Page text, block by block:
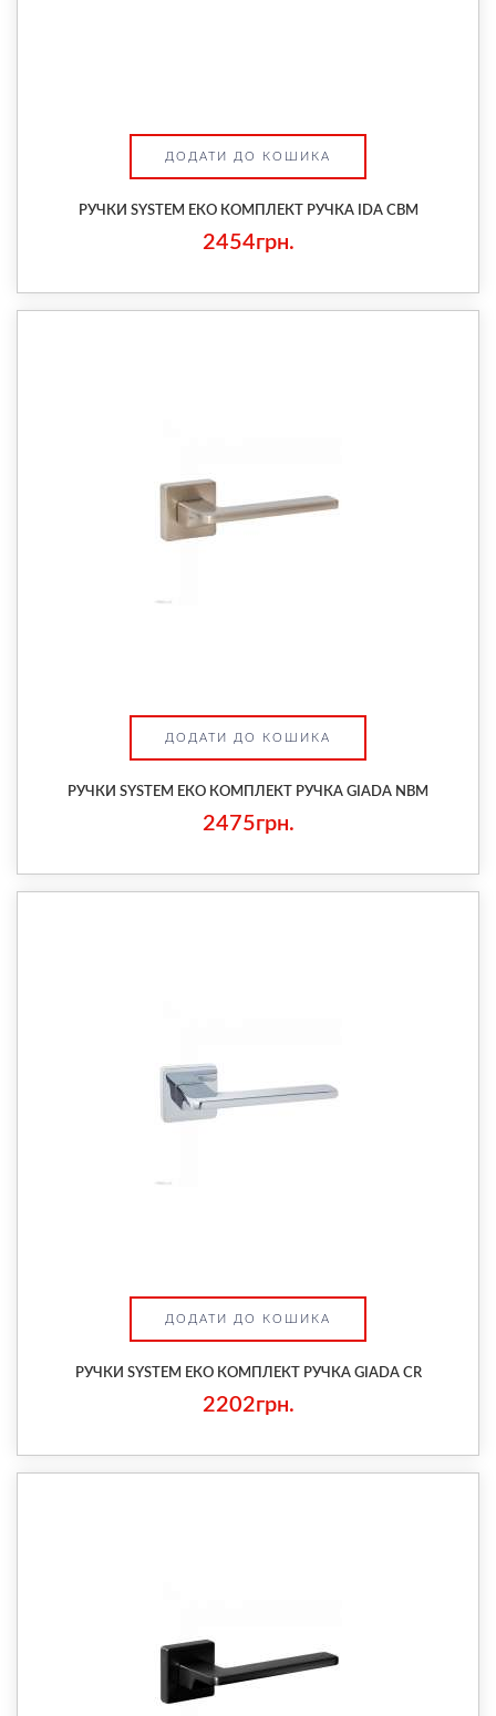
ДОДАТИ ДО КОШИКА
РУЧКИ SYSTEM ЕКО КОМПЛЕКТ РУЧКА IDA CBM
2454грн.
ДОДАТИ ДО КОШИКА
РУЧКИ SYSTEM ЕКО КОМПЛЕКТ РУЧКА GIADA NBM
2475грн.
ДОДАТИ ДО КОШИКА
РУЧКИ SYSTEM ЕКО КОМПЛЕКТ РУЧКА GIADA CR
2202грн.